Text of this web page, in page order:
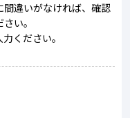
違いがなければ、確認
い。
ください。